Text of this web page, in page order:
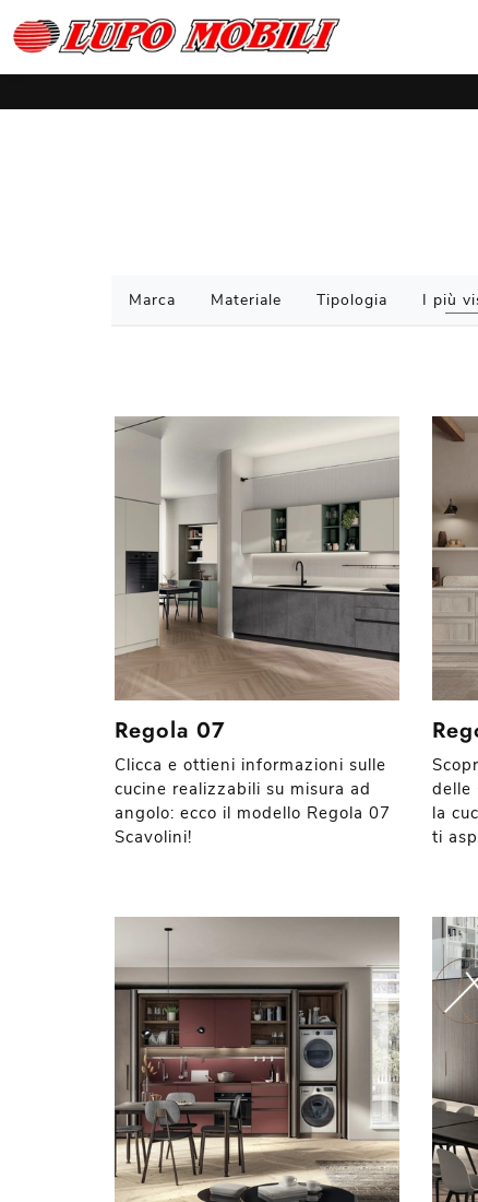
Marca Materiale Tipologia I più
Regola 07
Clicca e ottieni informazioni sulle
cucine realizzabili su misura ad
angolo: ecco il modello Regola 07
Scavolini!
delle
la
ti